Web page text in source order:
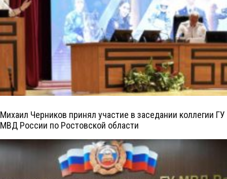
Михаил Черников принял участие в заседании коллегии ГУ
МВД России по Ростовской области